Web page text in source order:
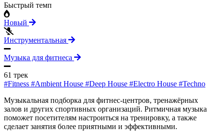
Быстрый темп
Новый
Инструментальная
Музыка для фитнеса
61 трек
#Fitness #Ambient House #Deep House #Electro House #Techno
Музыкальная подборка для фитнес-центров, тренажёрных
залов и других спортивных организаций. Ритмичная музыка
поможет посетителям настроиться на тренировку, а также
сделает занятия более приятными и эффективными.